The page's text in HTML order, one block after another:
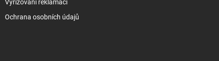
Vyřizování reklamací
Ochrana osobních údajů